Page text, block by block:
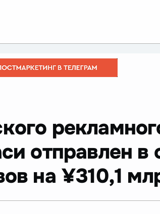
отправлен в
на ¥310,1